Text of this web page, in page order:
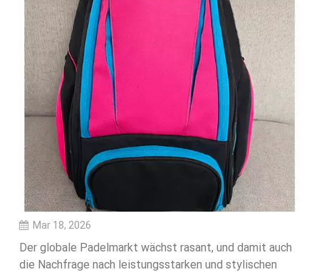
Mar 18, 2026
Der globale Padelmarkt wächst rasant, und damit auch
die Nachfrage nach leistungsstarken und stylischen